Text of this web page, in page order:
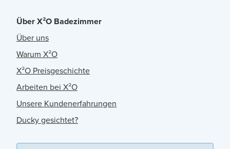
Über X²O Badezimmer
Über uns
Warum X²O
X²O Preisgeschichte
Arbeiten bei X²O
Unsere Kundenerfahrungen
Ducky gesichtet?